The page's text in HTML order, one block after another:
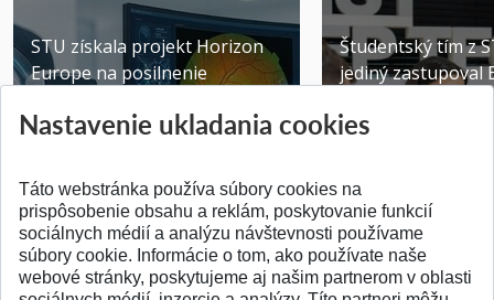
STU získala projekt Horizon
Europe na posilnenie
Publikované 31.07.2026
Študentský tím z
jediný zastupoval
Publikované
SPÄŤ NA VRCH
Nastavenie ukladania cookies
Táto webstránka používa súbory cookies na
prispôsobenie obsahu a reklám, poskytovanie funkcií
sociálnych médií a analýzu návštevnosti používame
súbory cookie. Informácie o tom, ako používate naše
webové stránky, poskytujeme aj našim partnerom v oblasti